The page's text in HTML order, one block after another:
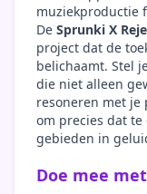
muziekproductie
De Sprunki X
project dat de
belichaamt. Stel
die niet alleen
resoneren met je
om precies dat
gebieden in
Doe mee